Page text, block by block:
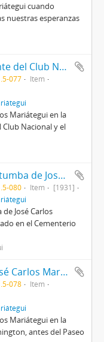
cuando
nuestras esperanzas
Cortejo Fúnebre delante del Club Nacional y el Teatro Colón
077
Item
Mariátegui en la
Nacional y el
Anna Chiappe ante la tumba de José Carlos Mariátegui
080 Item
[1931]
José Carlos
en el Cementerio
Cortejo Fúnebre de José Carlos Mariátegui entrando a Paseo Colón
078
Item
Mariátegui en la
antes del Paseo